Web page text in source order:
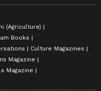
(Agriculture)
Books
Culture Magazines
Magazine
Magazine